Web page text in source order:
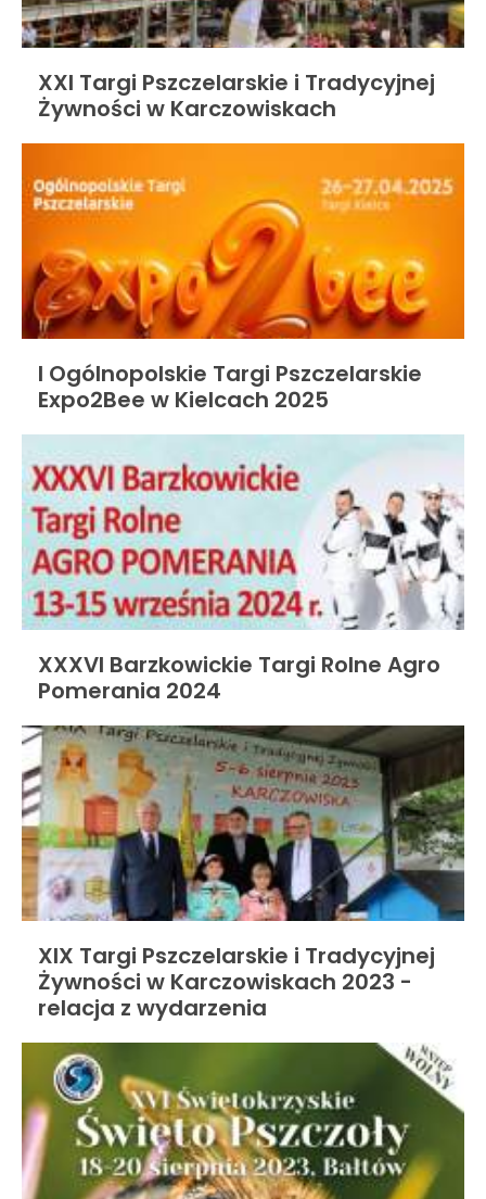
XXI Targi Pszczelarskie i Tradycyjnej
Żywności w Karczowiskach
I Ogólnopolskie Targi Pszczelarskie
Expo2Bee w Kielcach 2025
XXXVI Barzkowickie Targi Rolne Agro
Pomerania 2024
XIX Targi Pszczelarskie i Tradycyjnej
Żywności w Karczowiskach 2023 -
relacja z wydarzenia